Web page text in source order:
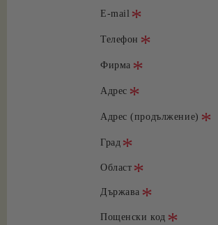
E-mail
Телефон
Фирма
Адрес
Адрес (продължение)
Град
Област
Държава
Пощенски код